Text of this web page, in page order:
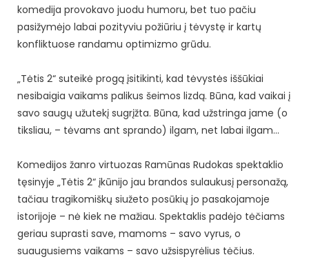
komedija provokavo juodu humoru, bet tuo pačiu
pasižymėjo labai pozityviu požiūriu į tėvystę ir kartų
konfliktuose randamu optimizmo grūdu.
„Tėtis 2“ suteikė progą įsitikinti, kad tėvystės iššūkiai
nesibaigia vaikams palikus šeimos lizdą. Būna, kad vaikai į
savo saugų užutekį sugrįžta. Būna, kad užstringa jame (o
tiksliau, – tėvams ant sprando) ilgam, net labai ilgam…
Komedijos žanro virtuozas Ramūnas Rudokas spektaklio
tęsinyje „Tėtis 2“ įkūnijo jau brandos sulaukusį personažą,
tačiau tragikomiškų siužeto posūkių jo pasakojamoje
istorijoje – nė kiek ne mažiau. Spektaklis padėjo tėčiams
geriau suprasti save, mamoms – savo vyrus, o
suaugusiems vaikams – savo užsispyrėlius tėčius.